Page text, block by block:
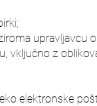
upravljavcu
vključno z
elektronske